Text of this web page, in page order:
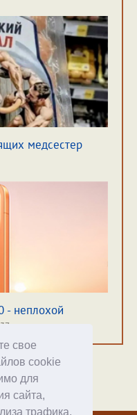
свое
cookie
для
сайта,
трафика.
медсестер
- неплохой
37